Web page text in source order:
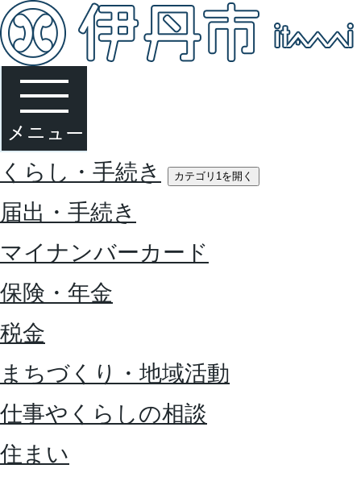
くらし・手続き カテゴリ1を開く
届出・手続き
マイナンバーカード
保険・年金
税金
まちづくり・地域活動
仕事やくらしの相談
住まい